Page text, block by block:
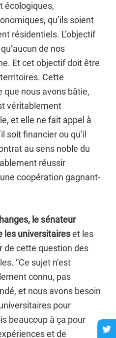
écologiques,
qu’ils soient
résidentiels. L’objectif
de nos
Et cet objectif doit être
Cette
que nous avons bâtie,
véritablement
et elle ne fait appel à
soit financier ou qu’il
au sens noble du
réussir
coopération gagnant-
le sénateur
les universitaireset les
de cette question des
“Ce sujet n’est
connu, pas
et nous avons besoin
pour
beaucoup à ça pour
et de